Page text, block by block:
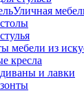
Уличная
мебели из
кресла
и лавки